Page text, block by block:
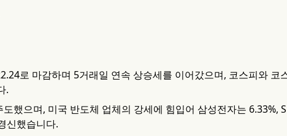
로 마감하며 5거래일 연속 상승세를 이어갔으며, 코스피와 코
.
했으며, 미국 반도체 업체의 강세에 힘입어 삼성전자는 6.33%,
신했습니다.